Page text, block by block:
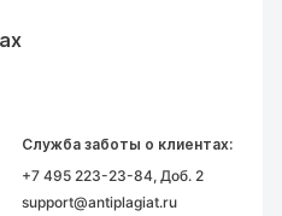
Служба заботы о клиентах:
+7 495 223-23-84, Доб. 2
support@antiplagiat.ru